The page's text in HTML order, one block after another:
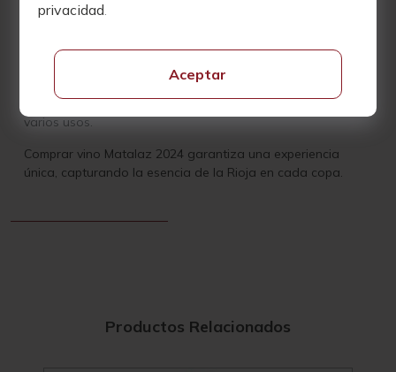
privacidad.
Aceptar
rodados.
La fermentación se realiza con levaduras indígenas en un
tino de 6.500 litros con un 20% de raspón, seguida de una
fermentación maloláctica en barricas usadas de 500 litros
de roble francés y una crianza de 8 meses en barricas de
varios usos.
Comprar vino Matalaz 2024 garantiza una experiencia
única, capturando la esencia de la Rioja en cada copa.
Productos Relacionados